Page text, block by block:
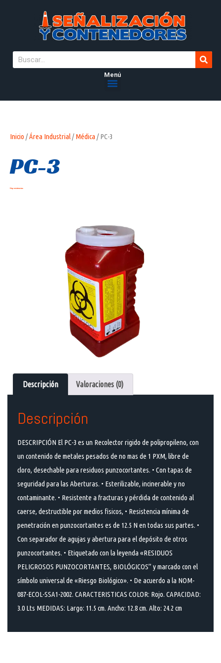
Menú
Inicio /Área Industrial/Médica / PC-3
PC-3
Hay existencias
Descripción Valoraciones (0)
Descripción
DESCRIPCIÓN El PC-3 es un Recolector rigido de polipropileno, con
un contenido de metales pesados de no mas de 1 PXM, libre de
cloro, desechable para residuos punzocortantes. • Con tapas de
seguridad para las Aberturas. • Esterilizable, incinerable y no
contaminante. • Resistente a fracturas y pérdida de contenido al
caerse, destructible por medios fisicos, • Resistencia mínima de
penetración en punzocortantes es de 12.5 N en todas sus partes. •
Con separador de agujas y abertura para el depósito de otros
punzocortantes. • Etiquetado con la leyenda «RESIDUOS
PELIGROSOS PUNZOCORTANTES, BIOLÓGICOS” y marcado con el
símbolo universal de «Riesgo Biológico». • De acuerdo a la NOM-
087-ECOL-SSA1-2002. CARACTERISTICAS COLOR: Rojo. CAPACIDAD:
3.0 Lts MEDIDAS: Largo: 11.5 cm. Ancho: 12.8 cm. Alto: 24.2 cm